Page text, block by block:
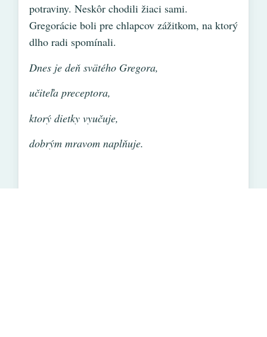
potraviny. Neskôr chodili žiaci sami.
Gregorácie boli pre chlapcov zážitkom, na ktorý
dlho radi spomínali.
Dnes je deň svätého Gregora,
učiteľa preceptora,
ktorý dietky vyučuje,
dobrým mravom naplňuje.